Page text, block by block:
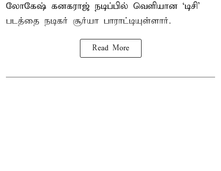
லோகேஷ் கனகராஜ் நடிப்பில் வெளியான ‘டிசி’
படத்தை நடிகர் சூர்யா பாராட்டியுள்ளார்.
Read More